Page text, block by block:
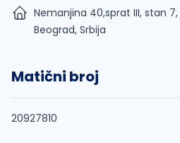
Nemanjina 40,sprat III, stan 7,
Beograd, Srbija
Matični broj
20927810